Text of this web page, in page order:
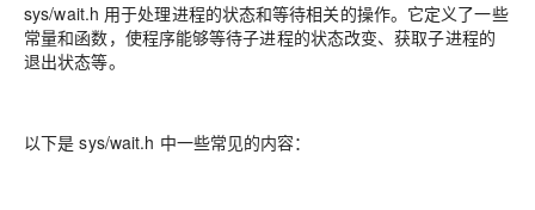
sys/wait.h 用于处理进程的状态和等待相关的操作。它定义了一些
常量和函数，使程序能够等待子进程的状态改变、获取子进程的
退出状态等。
以下是 sys/wait.h 中一些常见的内容：